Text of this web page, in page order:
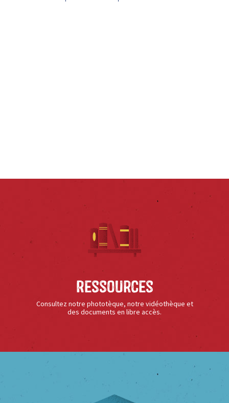
Ressources
Consultez notre phototèque, notre vidéothèque et
des documents en libre accès.